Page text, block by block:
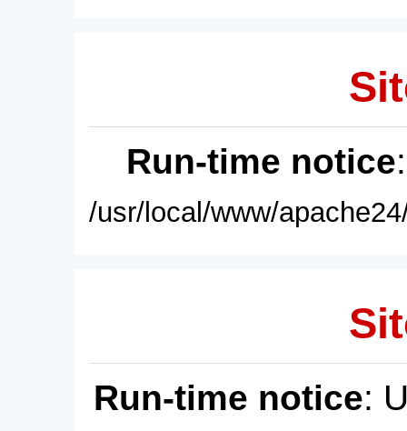
Run-time notice
/usr/local/www/
Run-time notice: